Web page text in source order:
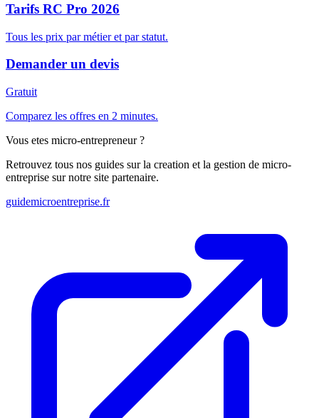
Tarifs RC Pro 2026
Tous les prix par métier et par statut.
Demander un devis
Gratuit
Comparez les offres en 2 minutes.
Vous etes micro-entrepreneur ?
Retrouvez tous nos guides sur la creation et la gestion de micro-
entreprise sur notre site partenaire.
guidemicroentreprise.fr